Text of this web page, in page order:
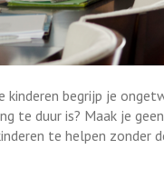
kinderen begrijp je
te duur is? Maak je
te helpen zonder